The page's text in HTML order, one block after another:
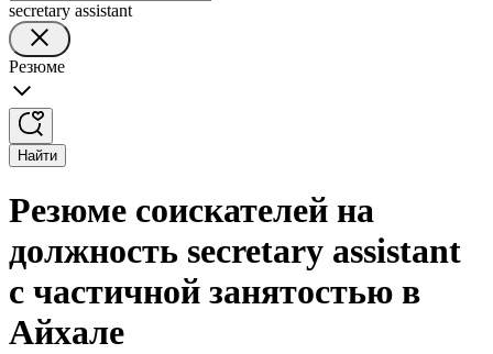
secretary assistant
Резюме
Найти
Резюме соискателей на
должность secretary assistant
с частичной занятостью в
Айхале